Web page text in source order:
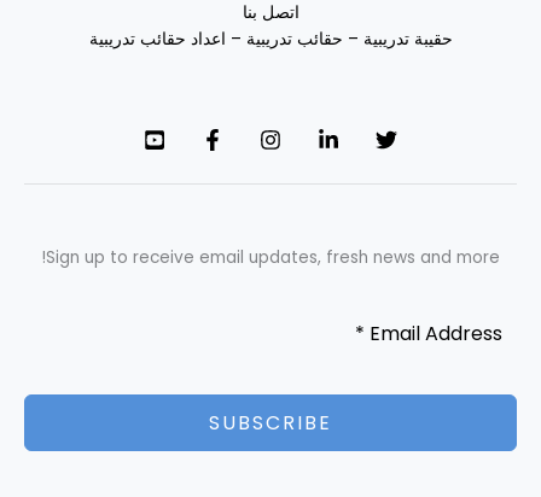
اتصل بنا
حقيبة تدريبية – حقائب تدريبية – اعداد حقائب تدريبية
Sign up to receive email updates, fresh news and more!
SUBSCRIBE